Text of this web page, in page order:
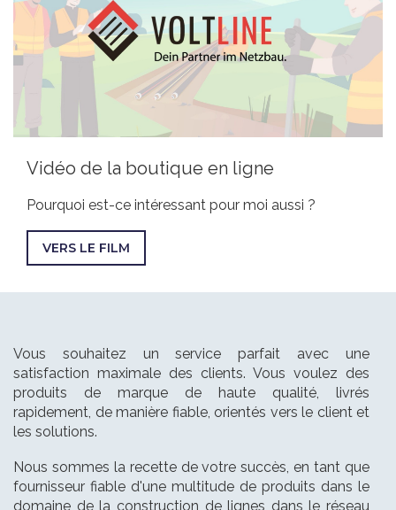
Vidéo de la boutique en ligne
Pourquoi est-ce intéressant pour moi aussi ?
VERS LE FILM
Vous souhaitez un service parfait avec une
satisfaction maximale des clients. Vous voulez des
produits de marque de haute qualité, livrés
rapidement, de manière fiable, orientés vers le client et
les solutions.
Nous sommes la recette de votre succès, en tant que
fournisseur fiable d'une multitude de produits dans le
domaine de la construction de lignes dans le réseau